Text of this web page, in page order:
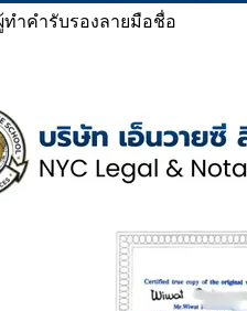
ำคำรับรองลายมือชื่อ